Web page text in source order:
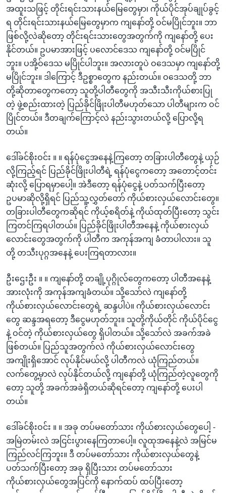
အထူးသဖြင့် တိုင်းရင်းသားနယ်မြေတွေမှာ၊ ကိုယ်ပိုင်အုပ်ချုပ်ခွင့်
ရ တိုင်းရင်းသားနယ်မြေတွေမှာက ကျနော်တို့ ဝင်မပြိုင်ဘူး။ ဘာ
ဖြစ်လို့လဲဆိုတော့ တိုင်းရင်းသားတွေအတွက်ကို ကျနော်တို့ ပေး
နိုင်တယ်။ ဥပမာအားဖြင့် ပလောင်ဒေသ ကျနော်တို့ ဝင်မပြိုင်
ဘူး။ ပအို့ဝ်ဒေသ မပြိုင်ပါဘူး။ အလားတူပဲ ဝဒေသမှာ ကျနော်တို့
မပြိုင်ဘူး။ ဒါကြောင့် ဒီဥစ္စာတွေက နည်းတယ်။ ဝဒေသတို့ ဘာ
တို့ဆိုတာတွေကတော့ သူတို့ပါတီတွေကို အသီးသီးကိုယ်စားပြု
တဲ့ ဖွဲ့စည်းထားတဲ့ ပြည်ခိုင်ဖြိုးပါတီမဟုတ်သော ပါတီများက ဝင်
ပြိုင်တယ်။ ဒီတချက်ကြောင့်လဲ နည်းသွားတယ်လို့ ပြောလို့ရ
တယ်။
ဒေါ်ခင်စိုးဝင်း ။ ။ ရန်ပုံငွေအနေနဲ့ကြတော့ တခြားပါတီတွေနဲ့ ယှဉ်
လို့ကြည့်ရင် ပြည်ခိုင်ဖြိုးပါတီရဲ့ ရန်ပုံငွေကတော့ အတောင့်တင်း
ဆုံးလို့ ပြောရမှာပေါ့။ အဲဒီတော့ ရန်ပုံငွေနဲ့ ပတ်သက်ပြီးတော့
ဥပမာဆိုလို့ရှိရင် ပြည်သူ့လွှတ်တော် ကိုယ်စားလှယ်လောင်းတွေ။
တခြားပါတီတွေကဆိုရင် ကိုယ့်စရိတ်နဲ့ ကိုယ်ထုတ်ပြီးတော့ သွင်း
ကြတင်ကြရပါတယ်။ ပြည်ခိုင်ဖြိုးပါတီအနေနဲ့ ကိုယ်စားလှယ်
လောင်းတွေအတွက်ကို ပါတီက အကုန်အကျ ခံတာပါလား။ သူ
တို့ တသီးပုဂ္ဂအနေနဲ့ ပေးကြရတာလား။
ဦးဌေးဦး ။ ။ ကျနော်တို့ တချို့ပုဂ္ဂိုလ်တွေကတော့ ပါတီအနေနဲ့
အားလုံးကို အကုန်အကျခံတယ်။ သို့သော်လဲ ကျနော်တို့
ကိုယ်စားလှယ်လောင်းတွေရဲ့ ဆန္ဒပါပဲ။ ကိုယ်စားလှယ်လောင်း
တွေ ဆန္ဒအရတော့ ဒီငွေမဟုတ်ဘူး။ သူတို့ကိုယ်တိုင် ကိုယ်ပိုင်ငွေ
နဲ့ ဝင်တဲ့ ကိုယ်စားလှယ်တွေ ရှိပါတယ်။ သို့သော်လဲ အခက်အခဲ
ဖြစ်တယ်။ ပြည်သူအတွက်လဲ ကိုယ်စားလှယ်လောင်းတွေ
အကျိုးရှိအောင် လုပ်နိုင်မယ်လို့ ပါတီကလဲ ယုံကြည်တယ်။
လက်တွေ့မှာလဲ လုပ်နိုင်တယ်လို့ ကျနော်တို့ ယုံကြည်တဲ့လူတွေကို
တော့ သူတို့ အခက်အခဲရှိတယ်ဆိုရင်တော့ ကျနော်တို့ ပေးပါ
တယ်။
ဒေါ်ခင်စိုးဝင်း ။ ။ အခု တပ်မတော်သား ကိုယ်စားလှယ်တွေပေါ့ -
အမြဲတမ်းလဲ အငြင်းပွားနေကြတာပေါ့။ လူထုအနေနဲ့လဲ အမြင်မ
ကြည်လင်ကြဘူး။ ဒီ တပ်မတော်သား ကိုယ်စားလှယ်တွေနဲ့
ပတ်သက်ပြီးတော့ အခု ရှိပြီးသား တပ်မတော်သား
ကိုယ်စားလှယ်တွေအပြင်ကို နောက်ထပ် ထပ်ပြီးတော့